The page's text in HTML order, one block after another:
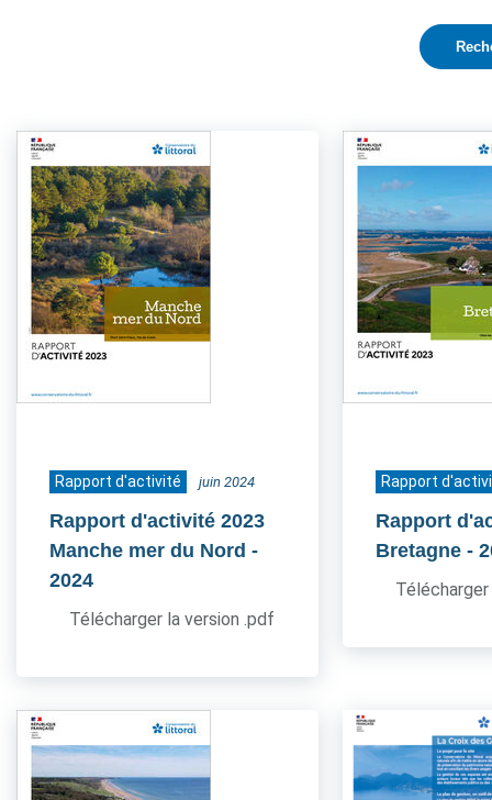
Rapport d'activité juin 2024
Rapport d'activité 2023
Manche mer du Nord -
2024
Télécharger la version .pdf
Rapport
Rapport
Bretagne -